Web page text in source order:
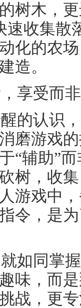
树木，
速收集
化的农
造。
享受而
的认识
磨游戏
“辅助”
树，收
游戏中
令，是
如同掌
味，而
战，更